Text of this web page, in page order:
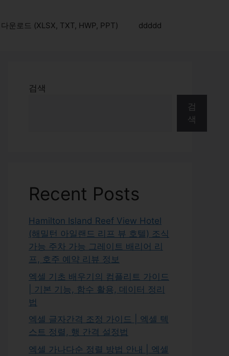
운로드 (XLSX, TXT, HWP, PPT) ddddd
검색
검
색
Recent Posts
Hamilton Island Reef View Hotel
(해밀턴 아일랜드 리프 뷰 호텔) 조식
가능 주차 가능 그레이트 배리어 리
프, 호주 예약 리뷰 정보
엑셀 기초 배우기의 컴플리트 가이드
| 기본 기능, 함수 활용, 데이터 정리
법
엑셀 글자간격 조정 가이드 | 엑셀 텍
스트 정렬, 행 간격 설정법
엑셀 가나다순 정렬 방법 안내 | 엑셀